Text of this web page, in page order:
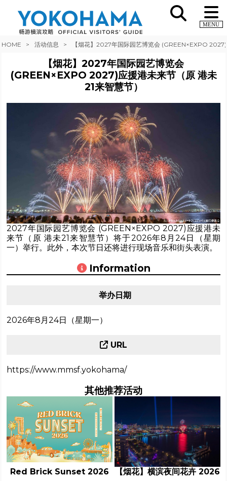
MENU
HOME 活动信息 【烟花】2027年国际园艺博览会 (GREEN×EXPO
【烟花】2027年国际园艺博览会
(GREEN×EXPO 2027)应援港未来节（原 港未
21来智慧节）
2027年国际园艺博览会 (GREEN×EXPO 2027)应援港未
来节（原 港未21来智慧节）将于2026年8月24日（星期
一）举行。此外，本次节日还将进行现场音乐和街头表演。
Information
举办日期
2026年8月24日（星期一）
URL
https://www.mmsf.yokohama/
其他推荐活动
Red Brick Sunset 2026 【烟花】横滨夜间花卉 2026